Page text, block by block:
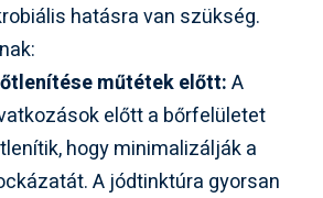
hatásra van szükség.
műtétek előtt:A
előtt a bőrfelületet
hogy minimalizálják a
A jódtinktúra gyorsan